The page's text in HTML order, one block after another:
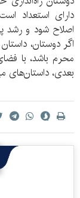
دارای استعداد
اصلاح شود و رشد
اگر دوستان،
محرم باشد، با
بعدی، داستان‌های